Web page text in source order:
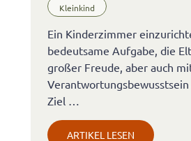
Kleinkind
Ein Kinderzimmer
bedeutsame Aufgabe, die
großer Freude, aber auch
Verantwortungsbewusstsein
Ziel …
ARTIKEL LESEN